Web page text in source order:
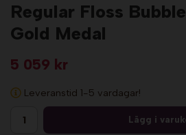
Regular Floss
Gold Medal
5 059 kr
Leveranstid 1-5 vardagar!
Lägg i